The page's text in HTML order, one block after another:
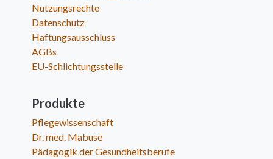
Nutzungsrechte
Datenschutz
Haftungsausschluss
AGBs
EU-Schlichtungsstelle
Produkte
Pflegewissenschaft
Dr. med. Mabuse
Pädagogik der Gesundheitsberufe